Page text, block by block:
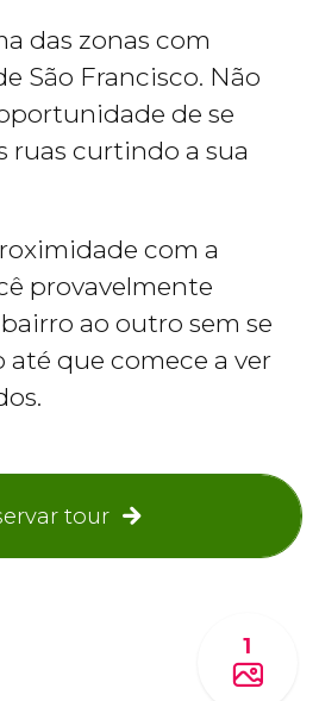
das zonas com
São Francisco. Não
de se
ruas curtindo a sua
com a
provavelmente
ao outro sem se
até que comece a ver
tour
1